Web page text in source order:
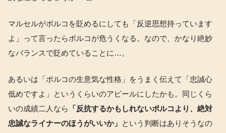
マルセルがポルコを貶めるにしても「反逆思想持っています
よ」って言ったらポルコが危うくなる。なので、かなり絶妙
なバランスで貶めていることに…。
あるいは「ポルコの生意気な性格」をうまく伝えて「忠誠心
低めですよ」というくらいのアピールにしたかも。同じくら
いの成績二人なら
「反抗するかもしれないポルコより、絶対
忠誠なライナーのほうがいいか」 という判断はありそうなの